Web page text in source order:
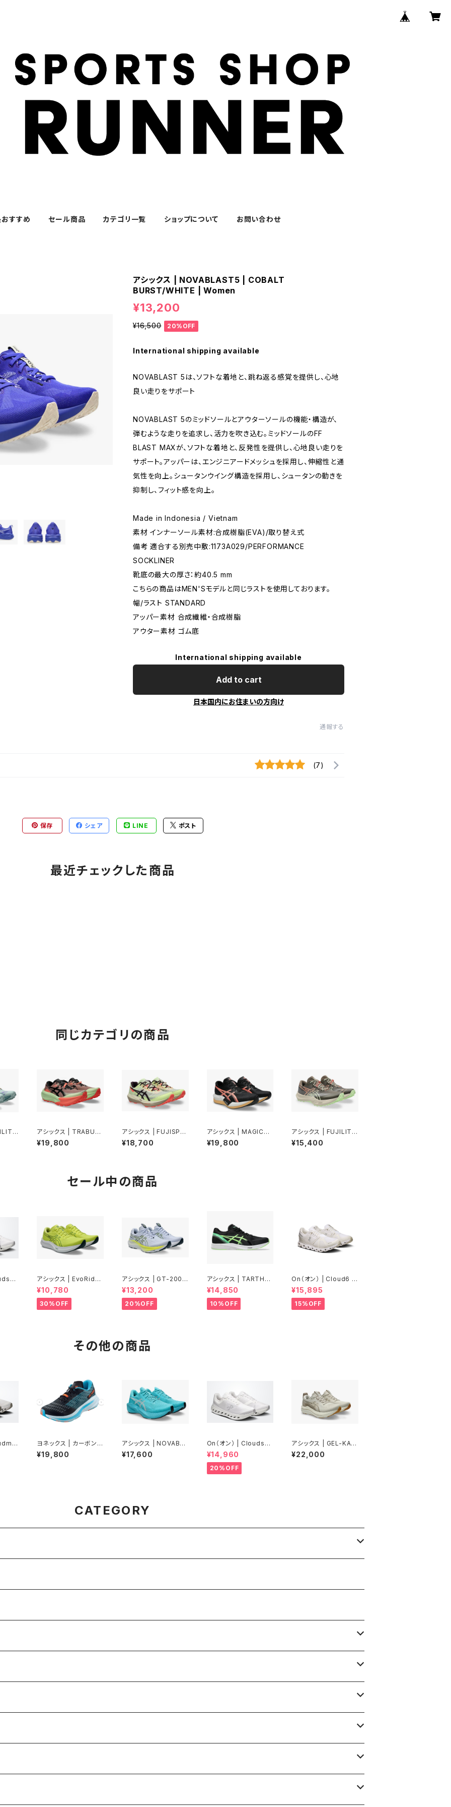
すすめ セール商品 カテゴリ一覧 ショップについて お問い合わせ
アシックス | NOVABLAST5 | COBALT
BURST/WHITE | Women
¥13,200
¥16,500 20%OFF
International shipping available
NOVABLAST 5は、ソフトな着地と、跳ね返る感覚を提供し、心地
良い走りをサポート
NOVABLAST 5のミッドソールとアウターソールの機能・構造が、
弾むような走りを追求し、活力を吹き込む。ミッドソールのFF
BLAST MAXが、ソフトな着地と、反発性を提供し、心地良い走りを
サポート。アッパーは、エンジニアードメッシュを採用し、伸縮性と通
気性を向上。シュータンウイング構造を採用し、シュータンの動きを
抑制し、フィット感を向上。
Made in Indonesia / Vietnam
素材 インナーソール素材:合成樹脂(EVA)/取り替え式
備考 適合する別売中敷:1173A029/PERFORMANCE
SOCKLINER
靴底の最大の厚さ：約40.5 mm
こちらの商品はMEN'Sモデルと同じラストを使用しております。
幅/ラスト STANDARD
アッパー素材 合成繊維・合成樹脂
アウター素材 ゴム底
International shipping available
Add to cart
日本国内にお住まいの方向け
通報する
(7)
保存 シェア LINE ポスト
最近チェックした商品
同じカテゴリの商品
アシックス | TRABUC
OMAX5 | UMEBOSH
I/BLACK | Men
¥19,800
アシックス | FUJISPEE
D 4 | ILLUMINATEYE
LLOW/DARKAUBER
¥18,700
アシックス | MAGICSP
EED5 | BLACK/SUNC
ORAL | Unisex
¥19,800
アシックス | FUJILITE
7 | KURIIROBROWN/
ILLUMINATEYELLO
¥15,400
セール中の商品
アシックス | EvoRide
Speed 3 WIDE | CIT
RON/JASPER GREEN
| Men
¥10,780
30%OFF
アシックス | GT-2000
14 | BLUE FADE/TRA
NQUIL TEAL | Men
¥13,200
20%OFF
アシックス | TARTHER
RP 3 | BLACK/ILLUM
INATE GREEN | Men
¥14,850
10%OFF
On（オン） | Cloud6 |
White/White | Men
¥15,895
15%OFF
その他の商品
ヨネックス | カーボンク
ルーズSR | ブラック／
オーシャンブルー | Me
¥19,800
アシックス | NOVABLA
ST 6 | ENERGYAQU
A/ WHITE | Men
¥17,600
On（オン） | Cloudsur
fer Next | White/Wh
ite | Men
¥14,960
20%OFF
アシックス | GEL-KAY
ANO 33 | OATMEAL/
CREAM | Women
¥22,000
CATEGORY